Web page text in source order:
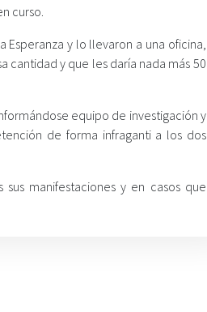
curso.
Esperanza y lo llevaron a una oficina,
y que les daría nada más 50
equipo de investigación y
de forma infraganti a los dos
manifestaciones y en casos que